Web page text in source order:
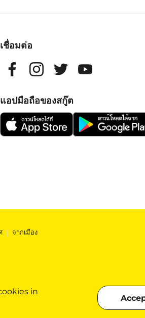
in
เชื่อมต่อ
แอปมือถือของสกู๊ต
| จากเมือง